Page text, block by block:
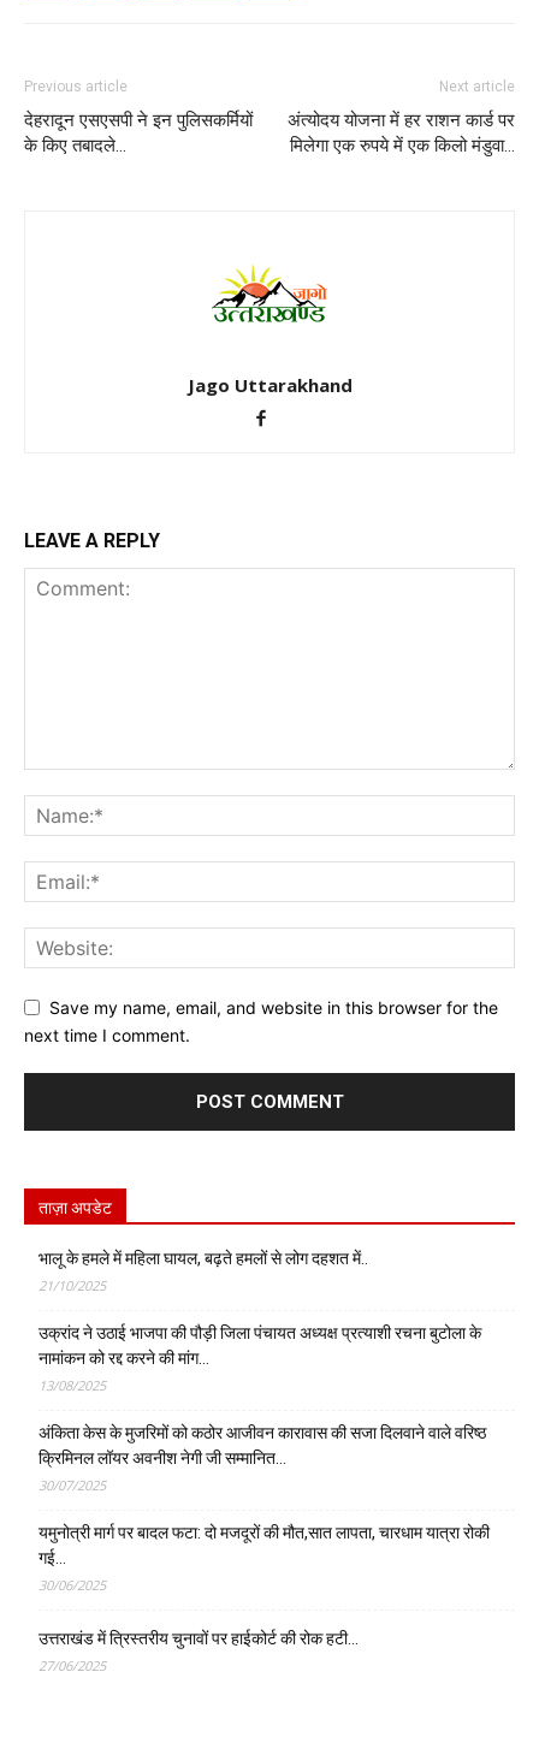
Previous article
देहरादून एसएसपी ने इन पुलिसकर्मियों
के किए तबादले…
Next article
अंत्योदय योजना में हर राशन कार्ड पर
मिलेगा एक रुपये में एक किलो मंडुवा…
Jago Uttarakhand
LEAVE A REPLY
Save my name, email, and website in this browser for the
next time I comment.
ताज़ा अपडेट
भालू के हमले में महिला घायल, बढ़ते हमलों से लोग दहशत में..
21/10/2025
उक्रांद ने उठाई भाजपा की पौड़ी जिला पंचायत अध्यक्ष प्रत्याशी रचना बुटोला के
नामांकन को रद्द करने की मांग…
13/08/2025
अंकिता केस के मुजरिमों को कठोर आजीवन कारावास की सजा दिलवाने वाले वरिष्ठ
क्रिमिनल लॉयर अवनीश नेगी जी सम्मानित…
30/07/2025
यमुनोत्री मार्ग पर बादल फटा: दो मजदूरों की मौत,सात लापता, चारधाम यात्रा रोकी
गई…
30/06/2025
उत्तराखंड में त्रिस्तरीय चुनावों पर हाईकोर्ट की रोक हटी…
27/06/2025